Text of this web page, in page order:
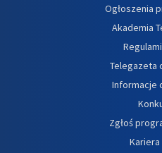
Ogłoszenia
Akademia
Telegazeta
Informacje
Zgłoś
Kariera